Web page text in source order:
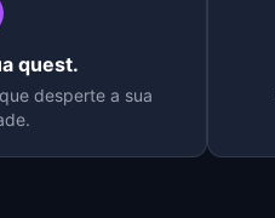
quest.
desperte a sua